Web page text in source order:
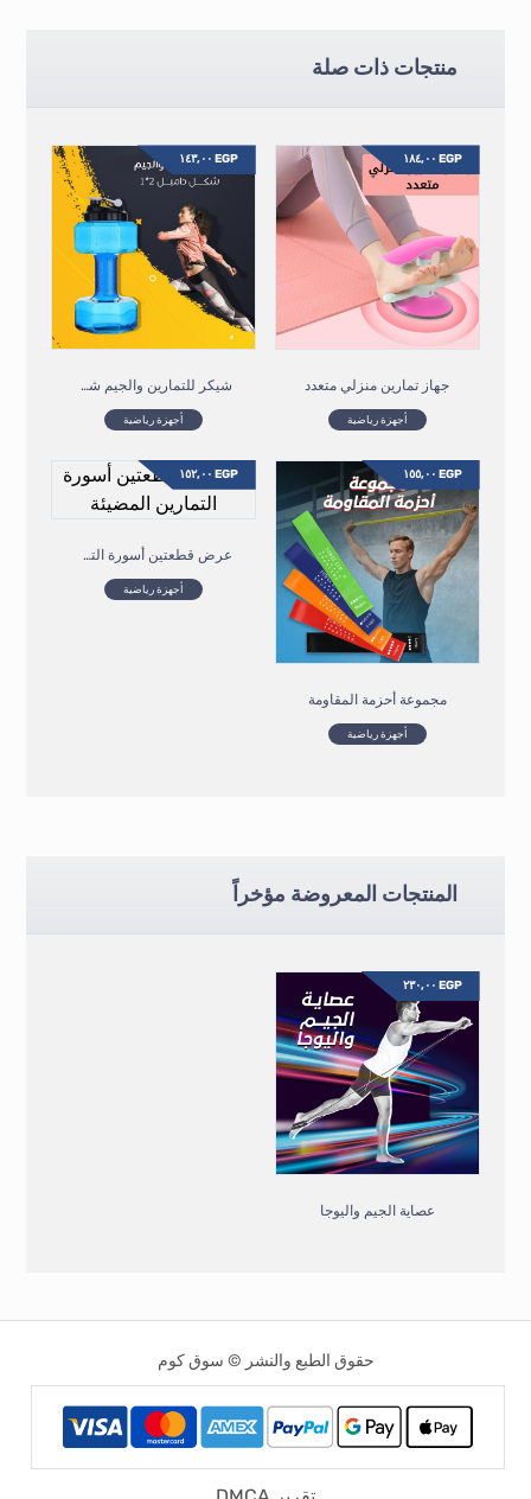
منتجات ذات صلة
جهاز تمارين منزلي متعدد
أجهزة رياضية
EGP
شيكر للتمارين والجيم شكل دامبل ٢ في ١
أجهزة رياضية
EGP
مجموعة أحزمة المقاومة
أجهزة رياضية
EGP
عرض قطعتين أسورة التمارين المضيئة
أجهزة رياضية
EGP
المنتجات المعروضة مؤخراً
عصاية الجيم واليوجا
EGP
حقوق الطبع والنشر © سوق كوم